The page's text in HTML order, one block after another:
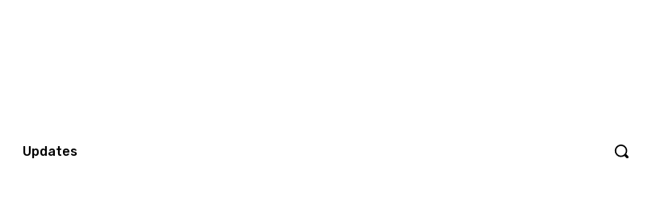
Updates